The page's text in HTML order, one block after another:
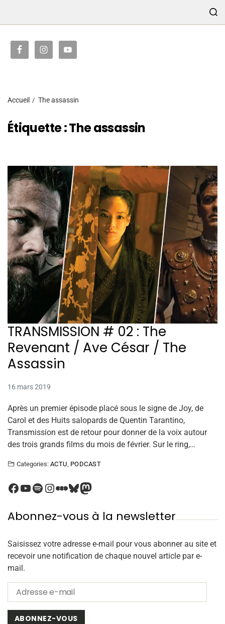
Accueil The assassin
Étiquette :The assassin
TRANSMISSION # 02 : The
Revenant / Ave César / The
Assassin
16 mars 2019
Après un premier épisode placé sous le signe de Joy, de
Carol et des Huits salopards de Quentin Tarantino,
Transmission est de retour pour donner de la voix autour
des trois grands films du mois de février. Sur le ring,…
Categories: ACTU PODCAST
Abonnez-vous à la newsletter
Saisissez votre adresse e-mail pour vous abonner au site et
recevoir une notification de chaque nouvel article par e-
mail.
ABONNEZ-VOUS